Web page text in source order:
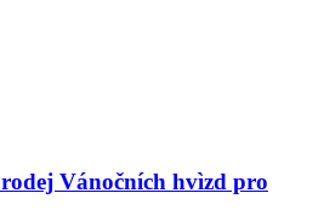
Vánočních hvìzd pro